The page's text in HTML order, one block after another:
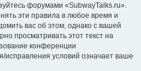
форумами «SubwayTalks.ru».
эти правила в любое время и
вас об этом, однако с вашей
просматривать этот текст на
конференции
исправления условий означает ваше